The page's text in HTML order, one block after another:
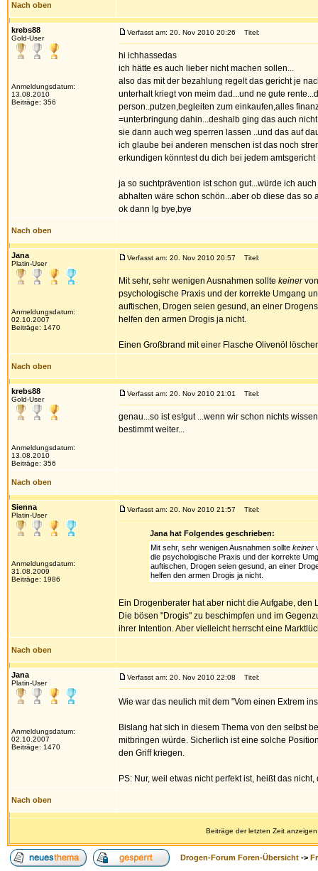
Nach oben
krebs88
Gold-User
Anmeldungsdatum:
13.08.2010
Beiträge: 356
Verfasst am: 20. Nov 2010 20:26 Titel:
hi ichhassedas
ich hätte es auch lieber nicht machen sollen...
also das mit der bezahlung regelt das gericht je
unterhalt kriegt von meim dad...und ne gute
person..putzen,begleiten zum einkaufen,alles
=unterbringung dahin...deshalb ging das auch
sie dann auch weg sperren lassen ..und das auf
ich glaube bei anderen menschen ist das noch
erkundigen könntest du dich bei jedem
ja so suchtprävention ist schon gut...würde ich
abhalten wäre schon schön...aber ob diese das
ok dann lg bye,bye
Nach oben
Jana
Platin-User
Anmeldungsdatum:
02.10.2007
Beiträge: 1470
Verfasst am: 20. Nov 2010 20:57 Titel:
Mit sehr, sehr wenigen Ausnahmen sollte keiner
psychologische Praxis und der korrekte Umgang
auftischen, Drogen seien gesund, an einer
helfen den armen Drogis ja nicht.
Einen Großbrand mit einer Flasche Olivenöl
Nach oben
krebs88
Gold-User
Anmeldungsdatum:
13.08.2010
Beiträge: 356
Verfasst am: 20. Nov 2010 21:01 Titel:
genau...so ist es!gut ...wenn wir schon nichts
bestimmt weiter...
Nach oben
Sienna
Platin-User
Anmeldungsdatum:
31.08.2009
Beiträge: 1986
Verfasst am: 20. Nov 2010 21:57 Titel:
Jana hat Folgendes geschrieben:
Mit sehr, sehr wenigen Ausnahmen sollte keiner
die psychologische Praxis und der korrekte
auftischen, Drogen seien gesund, an einer
helfen den armen Drogis ja nicht.
Ein Drogenberater hat aber nicht die Aufgabe,
Die bösen "Drogis" zu beschimpfen und im
ihrer Intention. Aber vielleicht herrscht eine
Nach oben
Jana
Platin-User
Anmeldungsdatum:
02.10.2007
Beiträge: 1470
Verfasst am: 20. Nov 2010 22:08 Titel:
Wie war das neulich mit dem "Vom einen Extrem
Bislang hat sich in diesem Thema von den selbst
mitbringen würde. Sicherlich ist eine solche
den Griff kriegen.
PS: Nur, weil etwas nicht perfekt ist, heißt das
Nach oben
Beiträge der letzten Zeit
Drogen-Forum Foren-Übersicht ->